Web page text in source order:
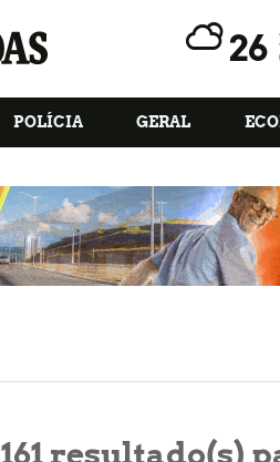
26
POLÍCIA GERAL
161 resultado(s)